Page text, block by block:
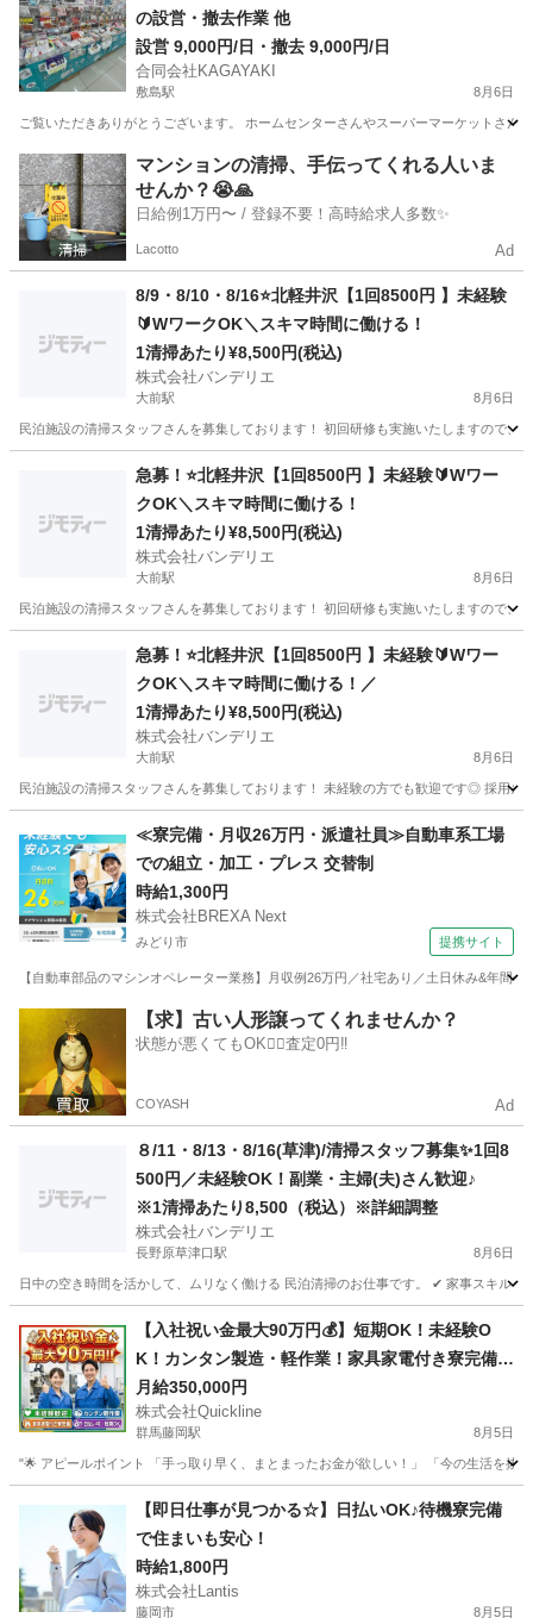
の設営・撤去作業 他
設営 9,000円/日・撤去 9,000円/日
合同会社KAGAYAKI
敷島駅 8月6日
ご覧いただきありがとうございます。 ホームセンターさんやスーパーマーケットさ
群馬 渋川市 敷島駅 その他 スーパーマーケット
マンションの清掃、手伝ってくれる人いま
せんか？😭🙏
日給例1万円〜 / 登録不要！高時給求人多数✨
Lacotto Ad
8/9・8/10・8/16⭐️北軽井沢【1回8500円 】未経験
🔰WワークOK＼スキマ時間に働ける！
1清掃あたり¥8,500円(税込)
株式会社バンデリエ
大前駅 8月6日
民泊施設の清掃スタッフさんを募集しております！ 初回研修も実施いたしますので
大前駅 清掃 スタッフ
急募！⭐️北軽井沢【1回8500円 】未経験🔰Wワー
クOK＼スキマ時間に働ける！
1清掃あたり¥8,500円(税込)
株式会社バンデリエ
大前駅 8月6日
民泊施設の清掃スタッフさんを募集しております！ 初回研修も実施いたしますので
大前駅 清掃 スタッフ
急募！⭐️北軽井沢【1回8500円 】未経験🔰Wワー
クOK＼スキマ時間に働ける！／
1清掃あたり¥8,500円(税込)
株式会社バンデリエ
大前駅 8月6日
民泊施設の清掃スタッフさんを募集しております！ 未経験の方でも歓迎です◎ 採用
大前駅 清掃 スタッフ
≪寮完備・月収26万円・派遣社員≫自動車系工場
での組立・加工・プレス 交替制
時給1,300円
株式会社BREXA Next
みどり市 提携サイト
【自動車部品のマシンオペレーター業務】月収例26万円／社宅あり／土日休み&年
その他
【求】古い人形譲ってくれませんか？
状態が悪くてもOK🙆‍♀️査定0円‼️
COYASH Ad
８/11・8/13・8/16(草津)/清掃スタッフ募集✨1回8
500円／未経験OK！副業・主婦(夫)さん歓迎♪
※1清掃あたり8,500（税込）※詳細調整
株式会社バンデリエ
長野原草津口駅 8月6日
日中の空き時間を活かして、ムリなく働ける 民泊清掃のお仕事です。 ✔ 家事スキル
長野原草津口駅 清掃 スタッフ
【入社祝い金最大90万円💰】短期OK！未経験O
K！カンタン製造・軽作業！家具家電付き寮完備
🏠
月給350,000円
株式会社Quickline
群馬藤岡駅 8月5日
"🌟 アピールポイント 「手っ取り早く、まとまったお金が欲しい！」 「今の生活を抜
群馬藤岡駅 工場 時給
【即日仕事が見つかる☆】日払いOK♪待機寮完備
で住まいも安心！
時給1,800円
株式会社Lantis
藤岡市 8月5日